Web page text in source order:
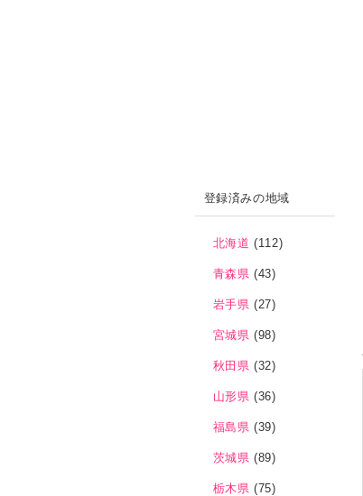
登録済みの地域
北海道 (112)
青森県 (43)
岩手県 (27)
宮城県 (98)
秋田県 (32)
山形県 (36)
福島県 (39)
茨城県 (89)
栃木県 (75)